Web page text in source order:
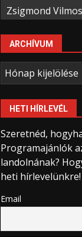
Zsigmond
ARCHÍVUM
Archívum
HETI HÍRLEVÉL
Szeretnéd,
Programajánlók
landolnának?
heti hírlevelünkre!
Email